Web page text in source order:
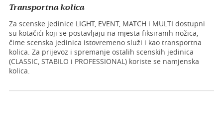
Transportna kolica
Za scenske jedinice LIGHT, EVENT, MATCH i MULTI dostupni
su kotačići koji se postavljaju na mjesta fiksiranih nožica,
čime scenska jedinica istovremeno služi i kao transportna
kolica. Za prijevoz i spremanje ostalih scenskih jedinica
(CLASSIC, STABILO i PROFESSIONAL) koriste se namjenska
kolica.